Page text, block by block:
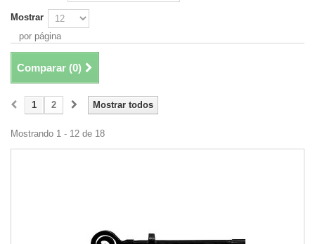
Mostrar
por página
Comparar (0)
Mostrar todos
1 2
Mostrando 1 - 12 de 18